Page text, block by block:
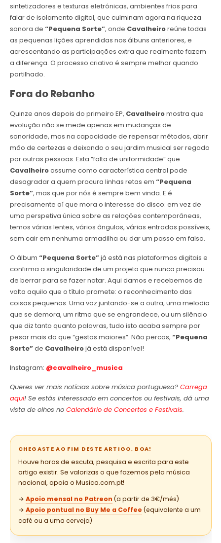
sintetizadores e texturas eletrónicas, ambientes frios para
falar de isolamento digital, que culminam agora na riqueza
sonora de “Pequena Sorte”, onde Cavalheiroreúne todas
as pequenas lições aprendidas nos álbuns anteriores, e
acrescentando as participações extra que realmente fazem
a diferença. O processo criativo é sempre melhor quando
partilhado.
Fora do Rebanho
Quinze anos depois do primeiro EP, Cavalheiromostra que
evolução não se mede apenas em mudanças de
sonoridade, mas na capacidade de repensar métodos, abrir
mão de certezas e deixando o seu jardim musical ser regado
por outras pessoas. Esta “falta de uniformidade” que
Cavalheiroassume como característica central pode
desagradar a quem procura linhas retas em “Pequena
Sorte”, mas que por nós é sempre bem vinda. E é
precisamente aí que mora o interesse do disco: em vez de
uma perspetiva única sobre as relações contemporâneas,
temos várias lentes, vários ângulos, várias entradas possíveis,
sem cair em nenhuma armadilha ou dar um passo em falso.
O álbum “Pequena Sorte”já está nas plataformas digitais e
confirma a singularidade de um projeto que nunca precisou
de berrar para se fazer notar. Aqui damos e recebemos de
volta aquilo que o título promete: o reconhecimento das
coisas pequenas. Uma voz juntando-se a outra, uma melodia
que se demora, um ritmo que se engrandece, ou um silêncio
que diz tanto quanto palavras, tudo isto acaba sempre por
pesar mais do que “gestos maiores”. Não percas, “Pequena
Sorte”de Cavalheirojá está disponível!
Instagram: @cavalheiro_musica
Queres ver mais notícias sobre música portuguesa? Carrega
aqui! Se estás interessado em concertos ou festivais, dá uma
vista de olhos no Calendário de Concertos e Festivais.
CHEGASTE AO FIM DESTE ARTIGO, BOA!
Houve horas de escuta, pesquisa e escrita para este
artigo existir. Se valorizas o que fazemos pela música
nacional, apoia o Musica.com.pt!
→ Apoio mensal no Patreon (a partir de 3€/mês)
→ Apoio pontual no Buy Me a Coffee (equivalente a um
café ou a uma cerveja)